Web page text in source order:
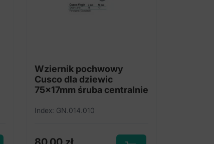
Wziernik pochwowy
Cusco dla dziewic
75x17mm śruba centralnie
Index: GN.014.010